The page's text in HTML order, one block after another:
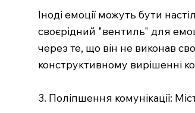
Іноді емоції можуть бути
своєрідний "вентиль" для
через те, що він не виконав
конструктивному вирішенні
3. Поліпшення комунікації: